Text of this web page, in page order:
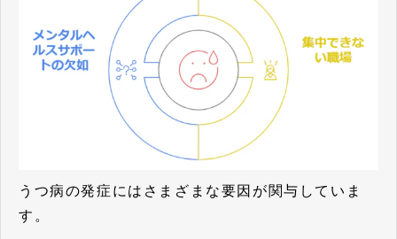
うつ病の発症にはさまざまな要因が関与していま
す。